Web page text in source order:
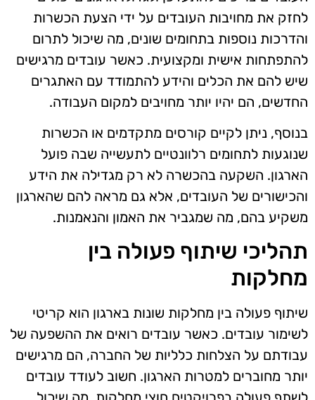
לחזק את מחויבות העובדים על ידי הצעת הכשרות
והדרכות נוספות בתחומים שונים, מה שיכול לתרום
להתפתחות אישית ומקצועית. כאשר עובדים מרגישים
שיש להם את הכלים והידע להתמודד עם האתגרים
החדשים, הם יהיו יותר מחויבים למקום העבודה.
בנוסף, ניתן לקיים קורסים מתקדמים או הכשרות
שנוגעות לתחומים רלוונטיים לתעשייה שבה פועל
הארגון. השקעה בהכשרה לא רק מגדילה את הידע
והכישורים של העובדים, אלא גם מראה להם שהארגון
משקיע בהם, מה שמגביר את האמון והנאמנות.
תהליכי שיתוף פעולה בין
מחלקות
שיתוף פעולה בין מחלקות שונות בארגון הוא קריטי
לשימור עובדים. כאשר עובדים רואים את ההשפעה של
עבודתם על הצלחות כלליות של החברה, הם מרגישים
יותר מחוברים למטרות הארגון. חשוב לעודד עובדים